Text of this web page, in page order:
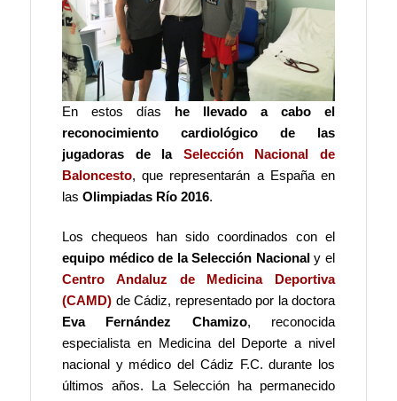
En estos días
he llevado a cabo el
reconocimiento cardiológico de las
jugadoras de la Selección Nacional de
Baloncesto, que representarán a España en
las Olimpiadas Río 2016.
Los chequeos han sido coordinados con el
equipo médico de la Selección Nacional y el
Centro Andaluz de Medicina Deportiva
(CAMD) de Cádiz, representado por la doctora
Eva Fernández Chamizo, reconocida
especialista en Medicina del Deporte a nivel
nacional y médico del Cádiz F.C. durante los
últimos años. La Selección ha permanecido